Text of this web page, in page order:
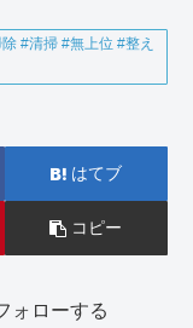
#清掃 #無上位 #整え
はてブ
コピー
ォローする